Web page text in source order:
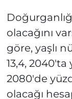
olacağını
göre, yaşlı
13,4, 2040'ta
2080'de
olacağı